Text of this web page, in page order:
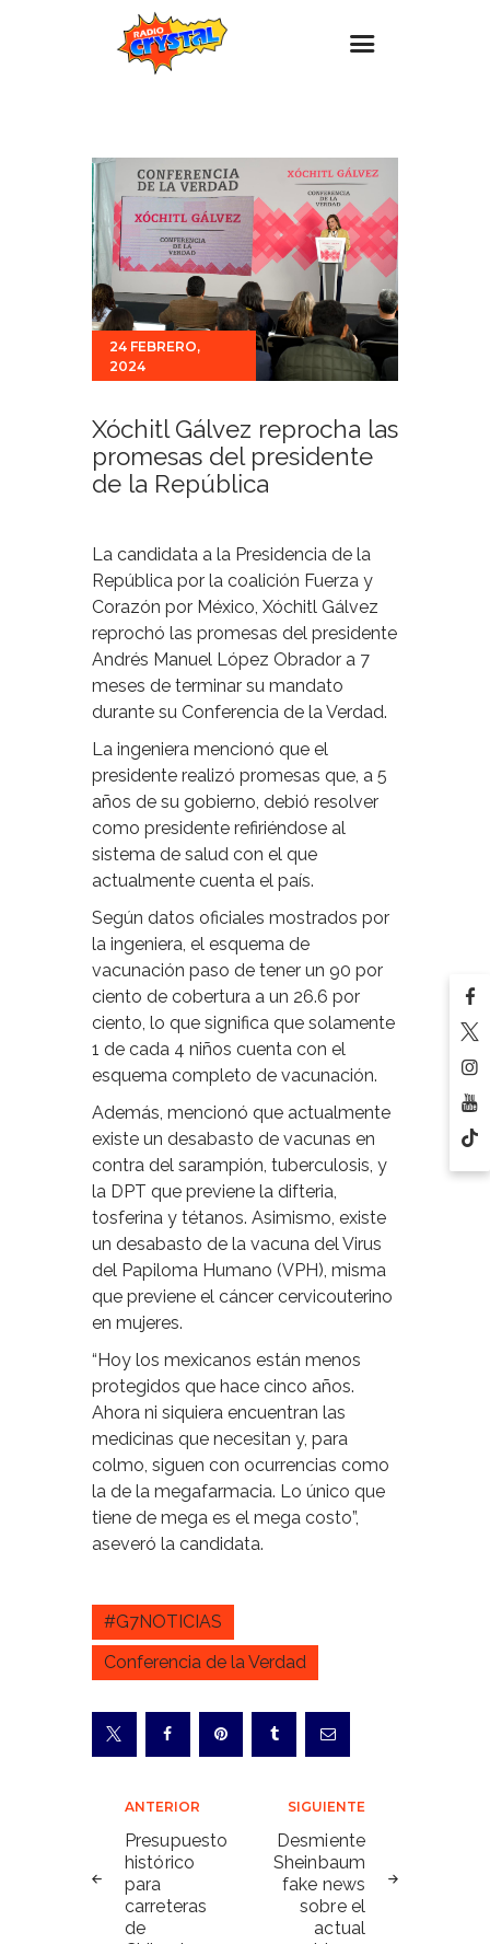
Estaciones
Eventos
Promociones
Noticias
Para ti
Contacto
24 FEBRERO,
2024
Xóchitl Gálvez reprocha las
promesas del presidente
de la República
La candidata a la Presidencia de la
República por la coalición Fuerza y
Corazón por México, Xóchitl Gálvez
reprochó las promesas del presidente
Andrés Manuel López Obrador a 7
meses de terminar su mandato
durante su Conferencia de la Verdad.
La ingeniera mencionó que el
presidente realizó promesas que, a 5
años de su gobierno, debió resolver
como presidente refiriéndose al
sistema de salud con el que
actualmente cuenta el país.
Según datos oficiales mostrados por
la ingeniera, el esquema de
vacunación paso de tener un 90 por
ciento de cobertura a un 26.6 por
ciento, lo que significa que solamente
1 de cada 4 niños cuenta con el
esquema completo de vacunación.
Además, mencionó que actualmente
existe un desabasto de vacunas en
contra del sarampión, tuberculosis, y
la DPT que previene la difteria,
tosferina y tétanos. Asimismo, existe
un desabasto de la vacuna del Virus
del Papiloma Humano (VPH), misma
que previene el cáncer cervicouterino
en mujeres.
“Hoy los mexicanos están menos
protegidos que hace cinco años.
Ahora ni siquiera encuentran las
medicinas que necesitan y, para
colmo, siguen con ocurrencias como
la de la megafarmacia. Lo único que
tiene de mega es el mega costo”,
aseveró la candidata.
#G7NOTICIAS
Conferencia de la Verdad
Navegación
de
entradas
ANTERIOR
Presupuesto
histórico
para
carreteras
de
SIGUIENTE
Desmiente
Sheinbaum
fake news
sobre el
actual